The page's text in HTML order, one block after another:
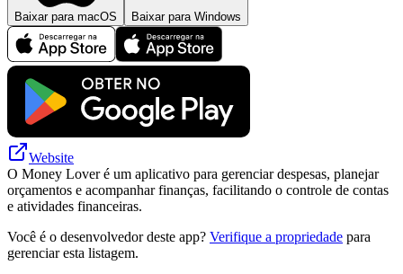
Baixar para macOS Baixar para Windows
Website
O Money Lover é um aplicativo para gerenciar despesas, planejar
orçamentos e acompanhar finanças, facilitando o controle de contas
e atividades financeiras.
Você é o desenvolvedor deste app? Verifique a propriedade para
gerenciar esta listagem.